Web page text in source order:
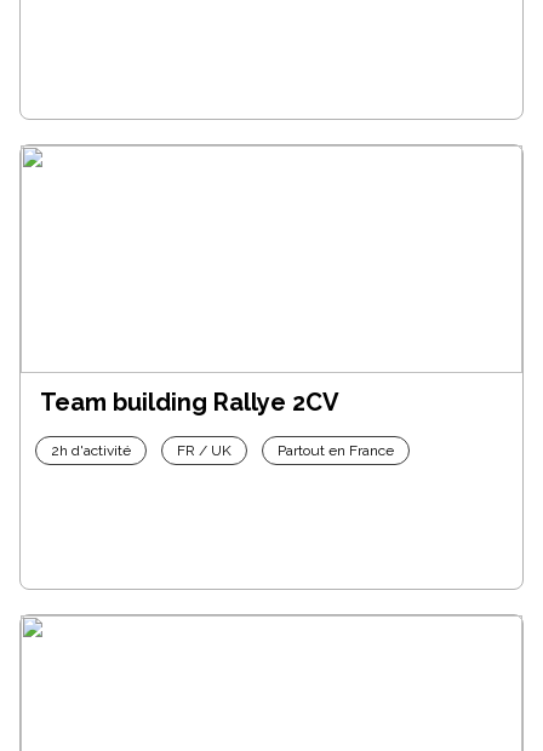
Team building Rallye 2CV
2h d'activité FR / UK Partout en France